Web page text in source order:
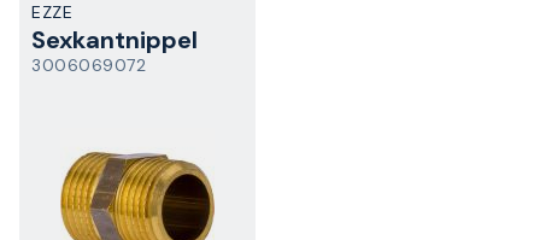
EZZE
Sexkantnippel
3006069072